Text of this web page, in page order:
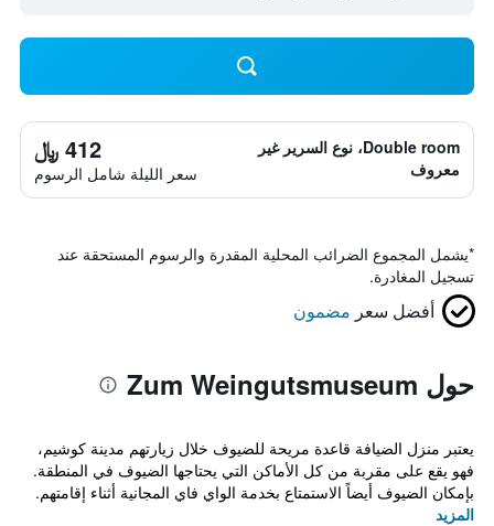
Double room، نوع السرير غير
معروف
412 ﷼
سعر الليلة شامل الرسوم
*يشمل المجموع الضرائب المحلية المقدرة والرسوم المستحقة عند
تسجيل المغادرة.
أفضل سعر مضمون
حول Zum Weingutsmuseum
يعتبر منزل الضيافة قاعدة مريحة للضيوف خلال زيارتهم مدينة كوشيم،
فهو يقع على مقربة من كل الأماكن التي يحتاجها الضيوف في المنطقة.
بإمكان الضيوف أيضاً الاستمتاع بخدمة الواي فاي المجانية أثناء إقامتهم.
المزيد